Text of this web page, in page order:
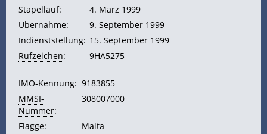
Stapellauf:
4. März 1999
Übernahme:
9. September 1999
Indienststellung: 15. September 1999
Rufzeichen: 9HA5275
IMO-Kennung: 9183855
MMSI-
Nummer:
308007000
Flagge:
Malta